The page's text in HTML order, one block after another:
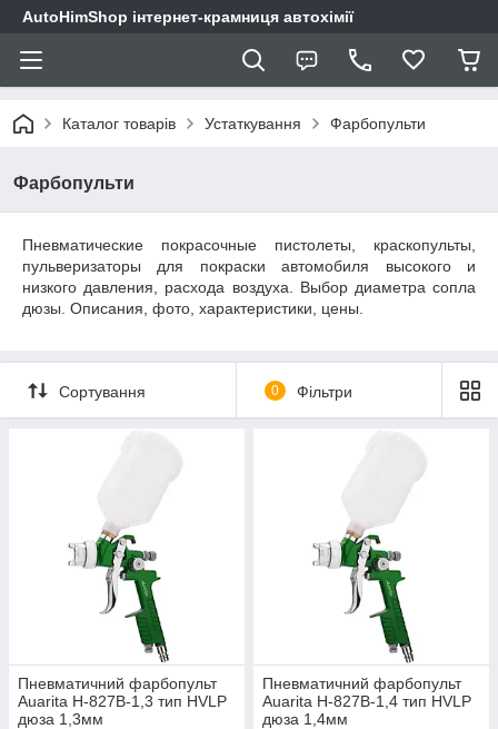
AutoHimShop інтернет-крамниця автохімії
Каталог товарів Устаткування Фарбопульти
Фарбопульти
Пневматические покрасочные пистолеты, краскопульты,
пульверизаторы для покраски автомобиля высокого и
низкого давления, расхода воздуха. Выбор диаметра сопла
дюзы. Описания, фото, характеристики, цены.
Сортування 0 Фільтри
Пневматичний фарбопульт
Auarita H-827B-1,3 тип HVLP
дюза 1,3мм
Пневматичний фарбопульт
Auarita H-827B-1,4 тип HVLP
дюза 1,4мм